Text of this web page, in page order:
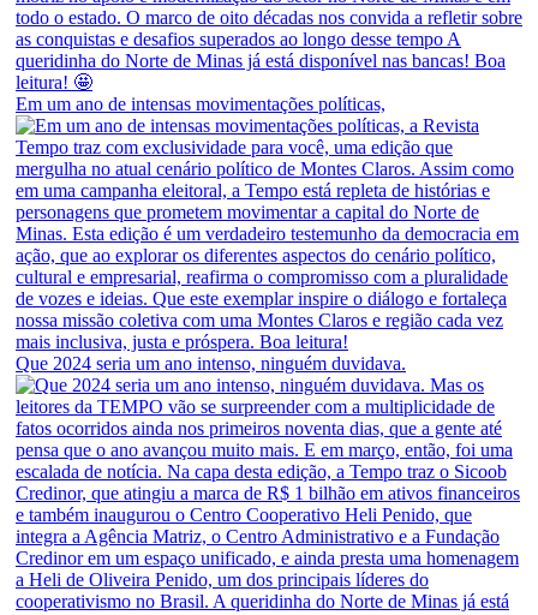
Em um ano de intensas movimentações políticas,
Que 2024 seria um ano intenso, ninguém duvidava.